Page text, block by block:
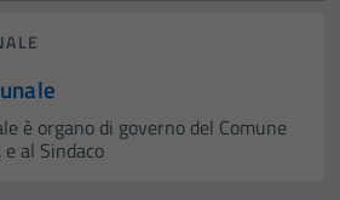
è organo di governo del Comune
al Sindaco